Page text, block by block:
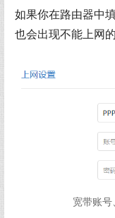
如果你在路由器中
也会出现不能上网的
宽带账